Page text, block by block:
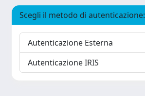
Scegli il metodo di autenticazione:
Autenticazione Esterna
Autenticazione IRIS